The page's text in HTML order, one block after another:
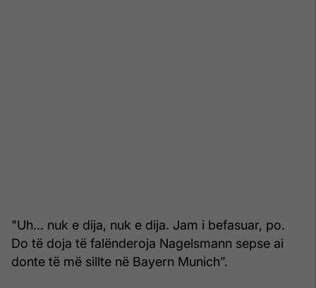
"Uh... nuk e dija, nuk e dija. Jam i befasuar, po.
Do të doja të falënderoja Nagelsmann sepse ai
donte të më sillte në Bayern Munich”.